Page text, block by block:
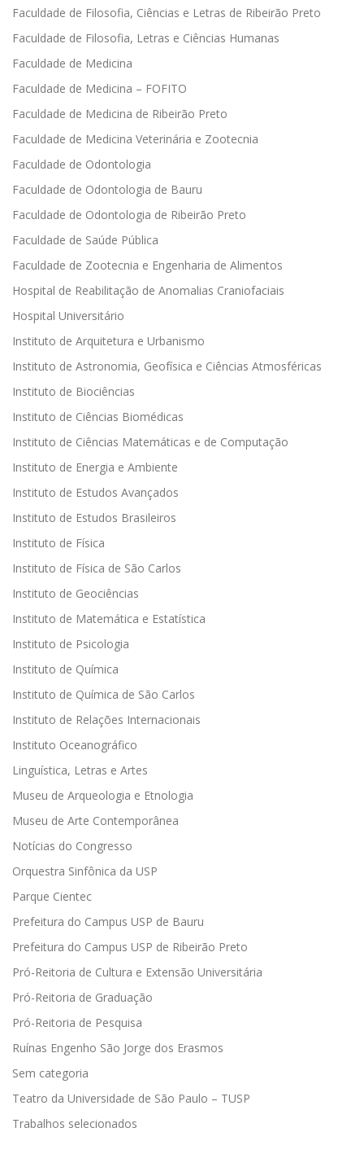
Faculdade de Filosofia, Ciências e Letras de Ribeirão Preto
Faculdade de Filosofia, Letras e Ciências Humanas
Faculdade de Medicina
Faculdade de Medicina – FOFITO
Faculdade de Medicina de Ribeirão Preto
Faculdade de Medicina Veterinária e Zootecnia
Faculdade de Odontologia
Faculdade de Odontologia de Bauru
Faculdade de Odontologia de Ribeirão Preto
Faculdade de Saúde Pública
Faculdade de Zootecnia e Engenharia de Alimentos
Hospital de Reabilitação de Anomalias Craniofaciais
Hospital Universitário
Instituto de Arquitetura e Urbanismo
Instituto de Astronomia, Geofísica e Ciências Atmosféricas
Instituto de Biociências
Instituto de Ciências Biomédicas
Instituto de Ciências Matemáticas e de Computação
Instituto de Energia e Ambiente
Instituto de Estudos Avançados
Instituto de Estudos Brasileiros
Instituto de Física
Instituto de Física de São Carlos
Instituto de Geociências
Instituto de Matemática e Estatística
Instituto de Psicologia
Instituto de Química
Instituto de Química de São Carlos
Instituto de Relações Internacionais
Instituto Oceanográfico
Linguística, Letras e Artes
Museu de Arqueologia e Etnologia
Museu de Arte Contemporânea
Notícias do Congresso
Orquestra Sinfônica da USP
Parque Cientec
Prefeitura do Campus USP de Bauru
Prefeitura do Campus USP de Ribeirão Preto
Pró-Reitoria de Cultura e Extensão Universitária
Pró-Reitoria de Graduação
Pró-Reitoria de Pesquisa
Ruínas Engenho São Jorge dos Erasmos
Sem categoria
Teatro da Universidade de São Paulo – TUSP
Trabalhos selecionados